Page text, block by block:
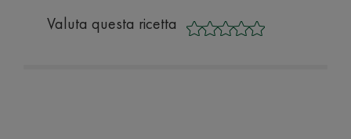
Valuta questa ricetta